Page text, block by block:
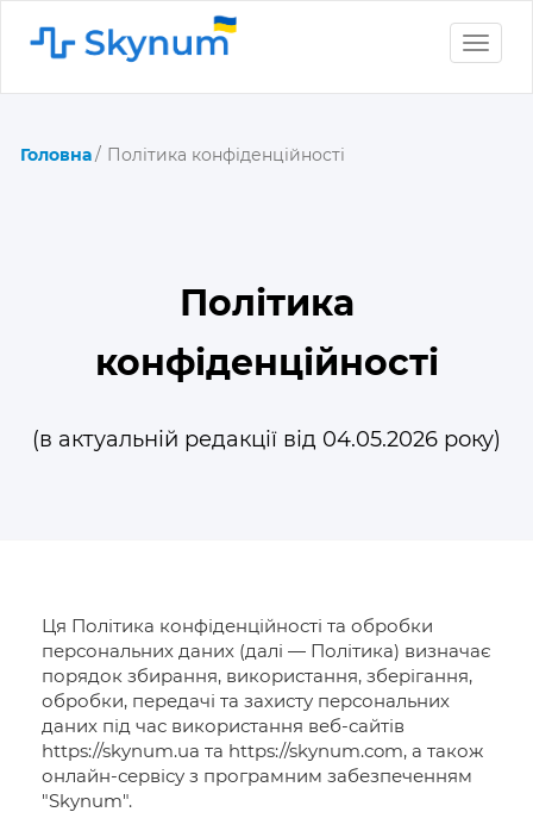
Toggle
Головна Політика конфіденційності
Політика
конфіденційності
(в актуальній редакції від 04.05.2026 року)
Ця Політика конфіденційності та обробки
персональних даних (далі — Політика) визначає
порядок збирання, використання, зберігання,
обробки, передачі та захисту персональних
даних під час використання веб-сайтів
https://skynum.ua та https://skynum.com, а також
онлайн-сервісу з програмним забезпеченням
"Skynum".